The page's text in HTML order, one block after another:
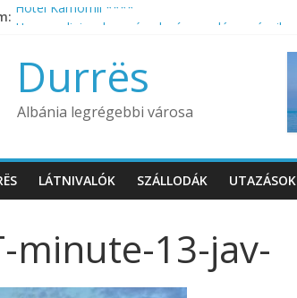
Hotel Kamomil ****
Hotel Whispers ***
Tropikal Bungalows
Durrës
Albánia legrégebbi városa
LÁTNIVALÓK SZÁLLODÁK UTAZÁSOK
minute-13-jav-